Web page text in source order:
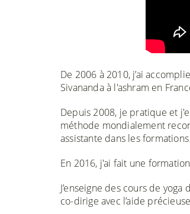
De 2006 à 2010, j’ai
Sivananda à l'ashram en
Depuis 2008, je pratique et
méthode mondialement
assistante dans les
En 2016, j'ai fait une
J’enseigne des cours de
co-dirige avec l’aide